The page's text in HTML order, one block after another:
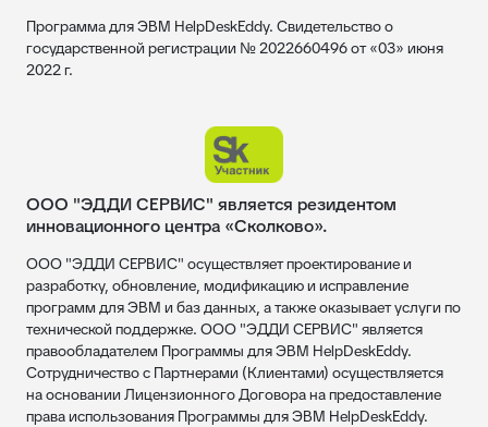
Программа для ЭВМ HelpDeskEddy. Свидетельство о
государственной регистрации № 2022660496 от «03» июня
2022 г.
ООО "ЭДДИ СЕРВИС" является резидентом
инновационного центра «Сколково».
ООО "ЭДДИ СЕРВИС" осуществляет проектирование и
разработку, обновление, модификацию и исправление
программ для ЭВМ и баз данных, а также оказывает услуги по
технической поддержке. ООО "ЭДДИ СЕРВИС" является
правообладателем Программы для ЭВМ HelpDeskEddy.
Сотрудничество с Партнерами (Клиентами) осуществляется
на основании Лицензионного Договора на предоставление
права использования Программы для ЭВМ HelpDeskEddy.